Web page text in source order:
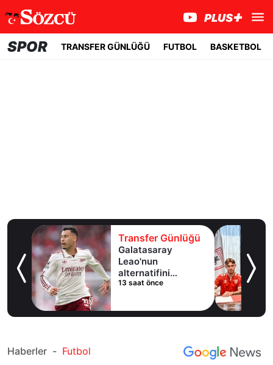
SPOR TRANSFER GÜNLÜĞÜ FUTBOL BASKETBOL
Transfer Günlüğü
Galatasaray
Leao'nun
alternatifini
Arsenal'de buldu
13 saat önce
Haberler - Futbol